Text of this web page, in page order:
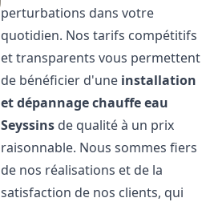
perturbations dans votre
quotidien. Nos tarifs compétitifs
et transparents vous permettent
de bénéficier d'une installation
et dépannage chauffe eau
Seyssins de qualité à un prix
raisonnable. Nous sommes fiers
de nos réalisations et de la
satisfaction de nos clients, qui